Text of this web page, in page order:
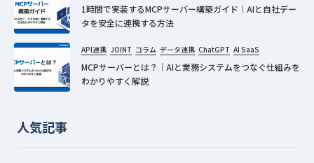
1時間で実装するMCPサーバー構築ガイド｜AIと自社デー
タを安全に連携する方法
API連携 JOINT コラム データ連携 ChatGPT AI SaaS
MCPサーバーとは？｜AIと業務システムをつなぐ仕組みを
わかりやすく解説
人気記事